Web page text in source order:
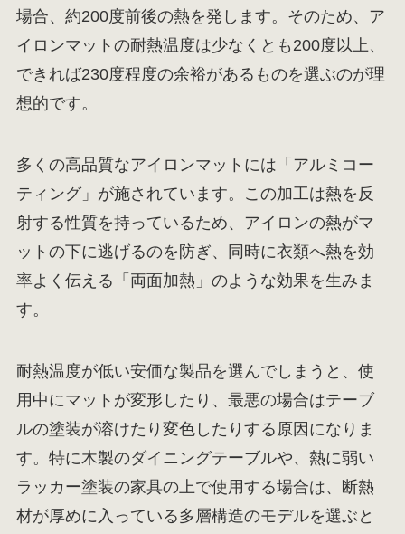
場合、約200度前後の熱を発します。そのため、ア
イロンマットの耐熱温度は少なくとも200度以上、
できれば230度程度の余裕があるものを選ぶのが理
想的です。
多くの高品質なアイロンマットには「アルミコー
ティング」が施されています。この加工は熱を反
射する性質を持っているため、アイロンの熱がマ
ットの下に逃げるのを防ぎ、同時に衣類へ熱を効
率よく伝える「両面加熱」のような効果を生みま
す。
耐熱温度が低い安価な製品を選んでしまうと、使
用中にマットが変形したり、最悪の場合はテーブ
ルの塗装が溶けたり変色したりする原因になりま
す。特に木製のダイニングテーブルや、熱に弱い
ラッカー塗装の家具の上で使用する場合は、断熱
材が厚めに入っている多層構造のモデルを選ぶと